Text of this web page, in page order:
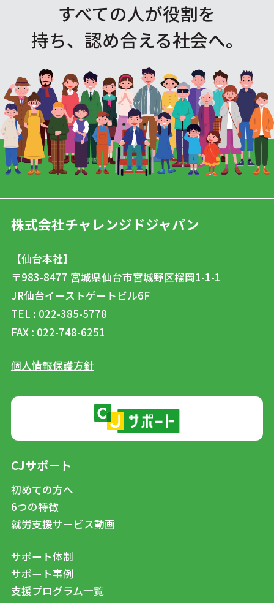
すべての人が役割を
持ち、認め合える社会へ。
株式会社チャレンジドジャパン
【仙台本社】
〒983-8477 宮城県仙台市宮城野区榴岡1-1-1
JR仙台イーストゲートビル6F
TEL : 022-385-5778
FAX : 022-748-6251
個人情報保護方針
CJサポート
初めての方へ
6つの特徴
就労支援サービス動画
サポート体制
サポート事例
支援プログラム一覧